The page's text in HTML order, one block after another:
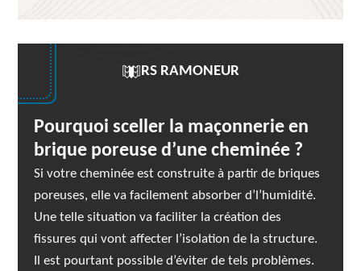
RS RAMONEUR
Pourquoi sceller la maçonnerie en
brique poreuse d’une cheminée ?
Si votre cheminée est construite à partir de briques
poreuses, elle va facilement absorber d’l’humidité.
Une telle situation va faciliter la création des
fissures qui vont affecter l’isolation de la structure.
Il est pourtant possible d’éviter de tels problèmes.